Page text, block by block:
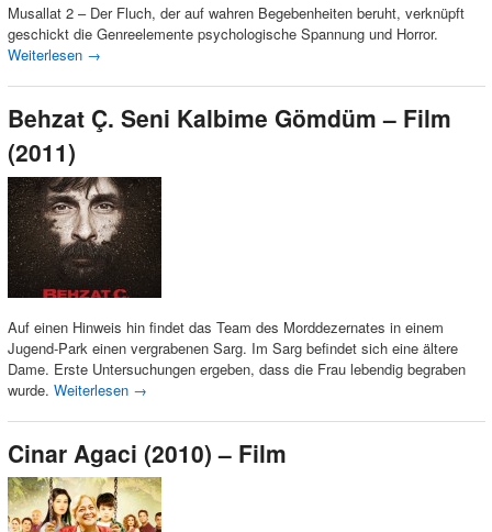
Musallat 2 – Der Fluch, der auf wahren Begebenheiten beruht, verknüpft
geschickt die Genreelemente psychologische Spannung und Horror.
Weiterlesen →
Behzat Ç. Seni Kalbime Gömdüm – Film
(2011)
Auf einen Hinweis hin findet das Team des Morddezernates in einem
Jugend-Park einen vergrabenen Sarg. Im Sarg befindet sich eine ältere
Dame. Erste Untersuchungen ergeben, dass die Frau lebendig begraben
wurde. Weiterlesen →
Cinar Agaci (2010) – Film